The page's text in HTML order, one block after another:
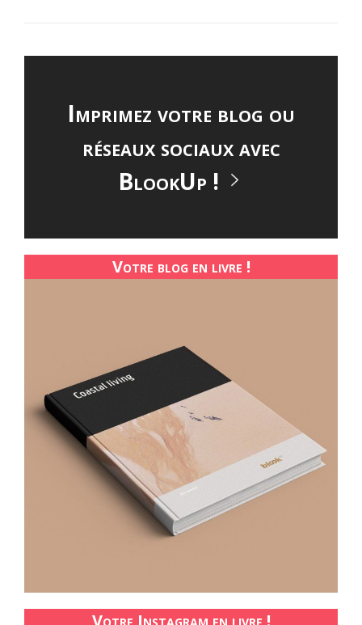
Imprimez votre blog ou
réseaux sociaux avec
BlookUp !
Votre blog en livre !
Votre Instagram en livre !